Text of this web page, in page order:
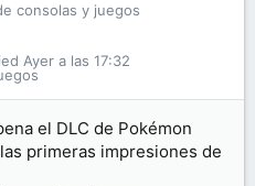
consolas y juegos
Ayer a las 17:32
el DLC de Pokémon
primeras impresiones de